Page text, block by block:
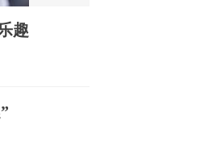
趣